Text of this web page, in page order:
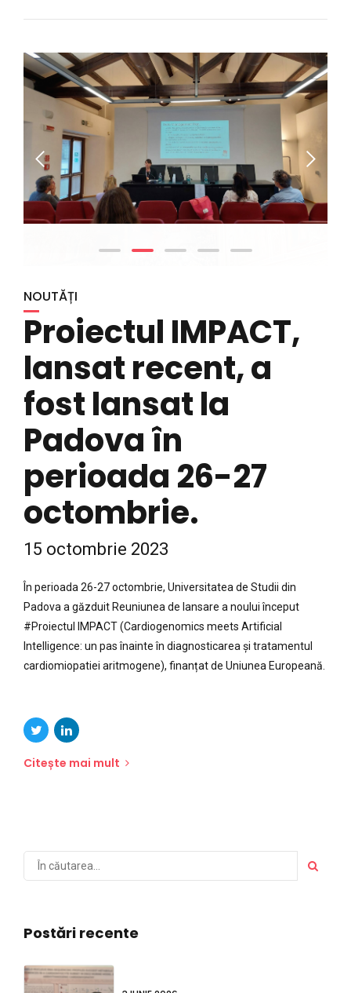
Proiectul IMPACT,
lansat recent, a
fost lansat la
Padova în
perioada 26-27
octombrie.
15 octombrie 2023
În perioada 26-27 octombrie, Universitatea de Studii din
#Proiectul IMPACT (Cardiogenomics meets Artificial
Intelligence: un pas înainte în diagnosticarea și tratamentul
cardiomiopatiei aritmogene), finanțat de Uniunea Europeană.
Citește mai mult